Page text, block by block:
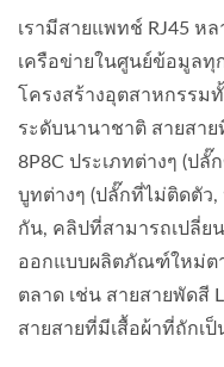
เรามีสายแพทช์ RJ45 ห
เครือข่ายในศูนย์ข้อมูลทุ
โครงสร้างอุตสาหกรรม
ระดับนานาชาติ สายสา
8P8C ประเภทต่างๆ (ปลั๊
บูทต่างๆ (ปลั๊กที่ไม่ติดตัว
กัน, คลิปที่สามารถเปลี่ย
ออกแบบผลิตภัณฑ์ใหม่ต
ตลาด เช่น สายสายพัดสี
สายสายที่มีเสื้อผ้าที่ถักเป็